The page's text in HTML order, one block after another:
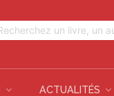
ACTUALITÉS